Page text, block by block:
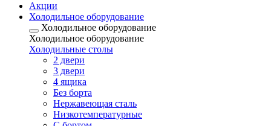
Акции
Холодильное оборудование
Холодильное оборудование
Холодильное оборудование
Холодильные столы
2 двери
3 двери
4 ящика
Без борта
Нержавеющая сталь
Низкотемпературные